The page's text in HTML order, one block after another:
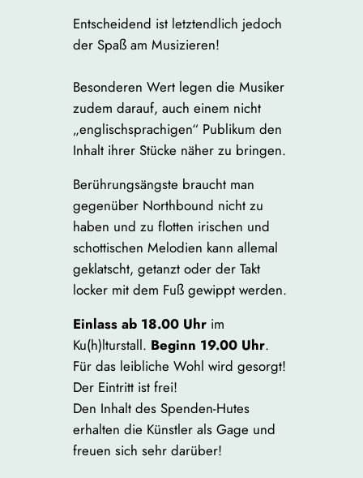
Entscheidend ist letztendlich jedoch
der Spaß am Musizieren!
Besonderen Wert legen die Musiker
zudem darauf, auch einem nicht
„englischsprachigen“ Publikum den
Inhalt ihrer Stücke näher zu bringen.
Berührungsängste braucht man
gegenüber Northbound nicht zu
haben und zu flotten irischen und
schottischen Melodien kann allemal
geklatscht, getanzt oder der Takt
locker mit dem Fuß gewippt werden.
Einlass ab 18.00 Uhrim
Ku(h)lturstall. Beginn 19.00 Uhr.
Für das leibliche Wohl wird gesorgt!
Der Eintritt ist frei!
Den Inhalt des Spenden-Hutes
erhalten die Künstler als Gage und
freuen sich sehr darüber!